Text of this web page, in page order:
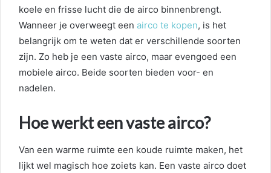
koele en frisse lucht die de airco binnenbrengt.
Wanneer je overweegt een airco te kopen, is het
belangrijk om te weten dat er verschillende soorten
zijn. Zo heb je een vaste airco, maar evengoed een
mobiele airco. Beide soorten bieden voor- en
nadelen.
Hoe werkt een vaste airco?
Van een warme ruimte een koude ruimte maken, het
lijkt wel magisch hoe zoiets kan. Een vaste airco doet